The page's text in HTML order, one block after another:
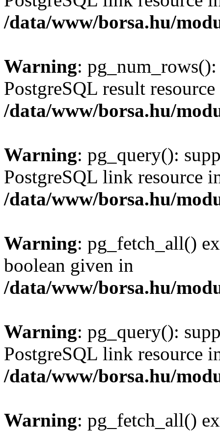
/data/www/borsa.hu/
Warning:
PostgreSQL result
/data/www/borsa.hu/
Warning: pg_query():
PostgreSQL link resource
/data/www/borsa.hu/
Warning: pg_fetch_all()
boolean given in
/data/www/borsa.hu/
Warning: pg_query():
PostgreSQL link resource
/data/www/borsa.hu/
Warning: pg_fetch_all()